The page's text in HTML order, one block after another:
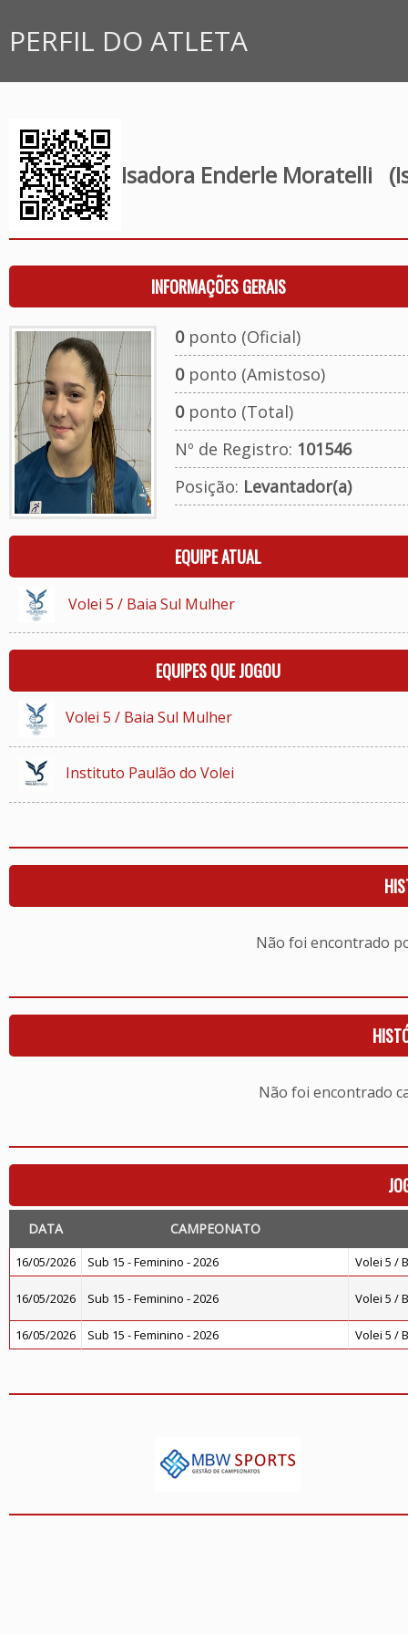
PERFIL DO ATLETA
Isadora Enderle Moratelli
INFORMAÇÕES GERAIS
0ponto (Oficial)
0ponto (Amistoso)
0ponto (Total)
Nº de Registro: 101546
Posição: Levantador(a)
EQUIPE ATUAL
Volei 5 / Baia Sul Mulher
EQUIPES QUE JOGOU
Volei 5 / Baia Sul Mulher
Instituto Paulão do Volei
Não foi encontrado
Não foi encontrado
DATA CAMPEONATO
16/05/2026 Sub 15 - Feminino - 2026 Volei 5 /
16/05/2026 Sub 15 - Feminino - 2026 Volei 5 /
16/05/2026 Sub 15 - Feminino - 2026 Volei 5 /